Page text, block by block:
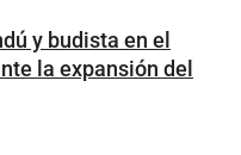
y budista en el
la expansión del